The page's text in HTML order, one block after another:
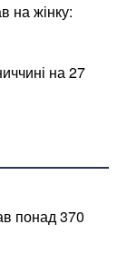
на жінку:
на 27
понад 370